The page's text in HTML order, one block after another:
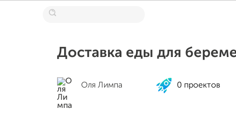
Доставка еды для
Оля Лимпа 0 проектов